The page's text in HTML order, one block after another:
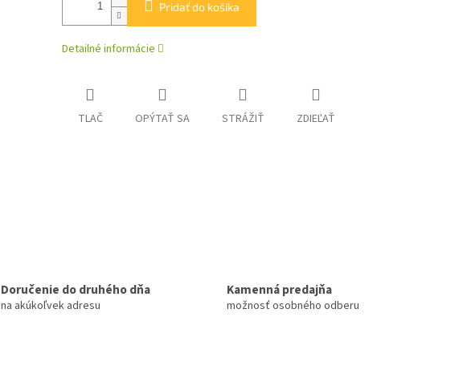
Pridať do košíka
Detailné informácie
TLAČ OPÝTAŤ SA STRÁŽIŤ ZDIEĽAŤ
Doručenie do druhého dňa
na akúkoľvek adresu
Kamenná predajňa
možnosť osobného odberu